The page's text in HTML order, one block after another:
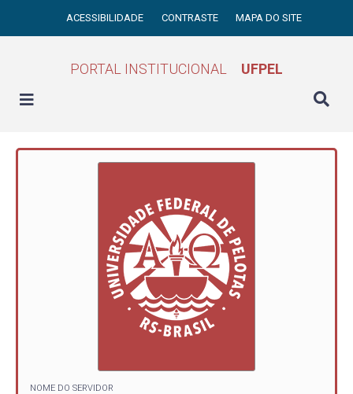
ACESSIBILIDADE CONTRASTE MAPA DO SITE
PORTAL INSTITUCIONAL UFPEL
NOME DO SERVIDOR